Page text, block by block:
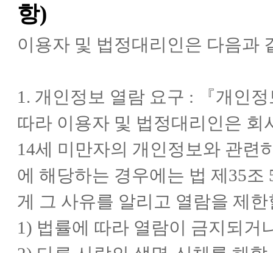
항)
이용자 및 법정대리인은 다음과
1. 개인정보 열람 요구 : 『개인
따라 이용자 및 법정대리인은
14세 미만자의 개인정보와 관련
에 해당하는 경우에는 법 제35
게 그 사유를 알리고 열람을 제
1) 법률에 따라 열람이 금지되거